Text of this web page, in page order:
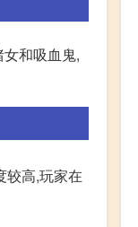
和吸血鬼,
较高,玩家在